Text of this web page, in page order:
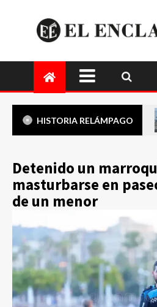
HISTORIA RELÁMPAGO
Detenido un
masturbarse en
de un menor